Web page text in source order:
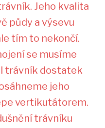
Jeho kvalita
půdy a výsevu
tím to nekončí.
se musíme
trávník dostatek
jeho
vertikutátorem.
trávníku